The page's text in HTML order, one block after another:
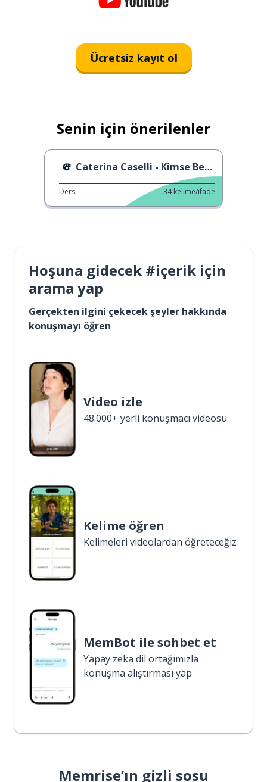
Ücretsiz kayıt ol
Senin için önerilenler
Caterina Caselli - Kimse Beni Yargılayamaz
Ders 34 kelime/ifade
Hoşuna gidecek #içerik için
arama yap
Gerçekten ilgini çekecek şeyler hakkında
konuşmayı öğren
Video izle
48.000+ yerli konuşmacı videosu
Kelime öğren
Kelimeleri videolardan öğreteceğiz
MemBot ile sohbet et
Yapay zeka dil ortağımızla
konuşma alıştırması yap
Memrise’ın gizli sosu